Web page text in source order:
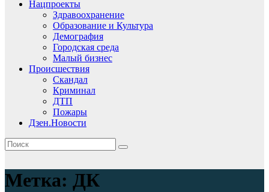
Нацпроекты
Здравоохранение
Образование и Культура
Демография
Городская среда
Малый бизнес
Происшествия
Скандал
Криминал
ДТП
Пожары
Дзен.Новости
Метка: ДК